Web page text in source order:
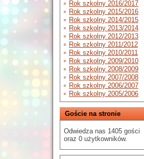
Rok szkolny 2016/2017
Rok szkolny 2015/2016
Rok szkolny 2014/2015
Rok szkolny 2013/2014
Rok szkolny 2012/2013
Rok szkolny 2011/2012
Rok szkolny 2010/2011
Rok szkolny 2009/2010
Rok szkolny 2008/2009
Rok szkolny 2007/2008
Rok szkolny 2006/2007
Rok szkolny 2005/2006
Goście na stronie
Odwiedza nas 1405 gości
oraz 0 użytkowników.